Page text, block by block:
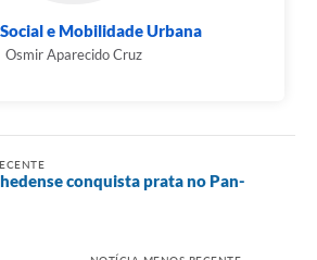
e Mobilidade Urbana
Osmir Aparecido Cruz
conquista prata no Pan-